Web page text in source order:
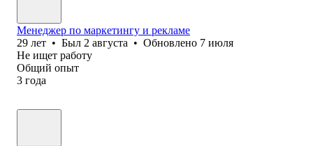
Менеджер по маркетингу и рекламе
29 лет • Был 2 августа • Обновлено 7 июля
Не ищет работу
Общий опыт
3 года